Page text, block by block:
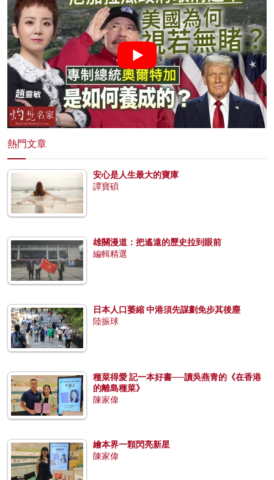
熱門文章
安心是人生最大的寶庫
譚寶碩
雄關漫道：把遙遠的歷史拉到眼前
編輯精選
日本人口萎縮 中港須先謀劃免步其後塵
陸振球
種菜得愛 記一本好書──讀吳燕青的《在香港
的離島種菜》
陳家偉
繪本界一顆閃亮新星
陳家偉